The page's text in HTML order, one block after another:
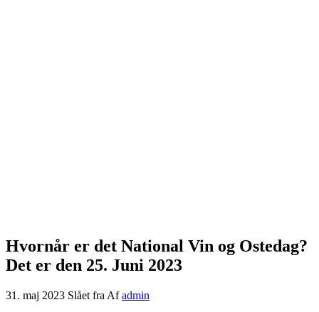
Hvornår er det National Vin og Ostedag?
Det er den 25. Juni 2023
31. maj 2023 Slået fra Af admin